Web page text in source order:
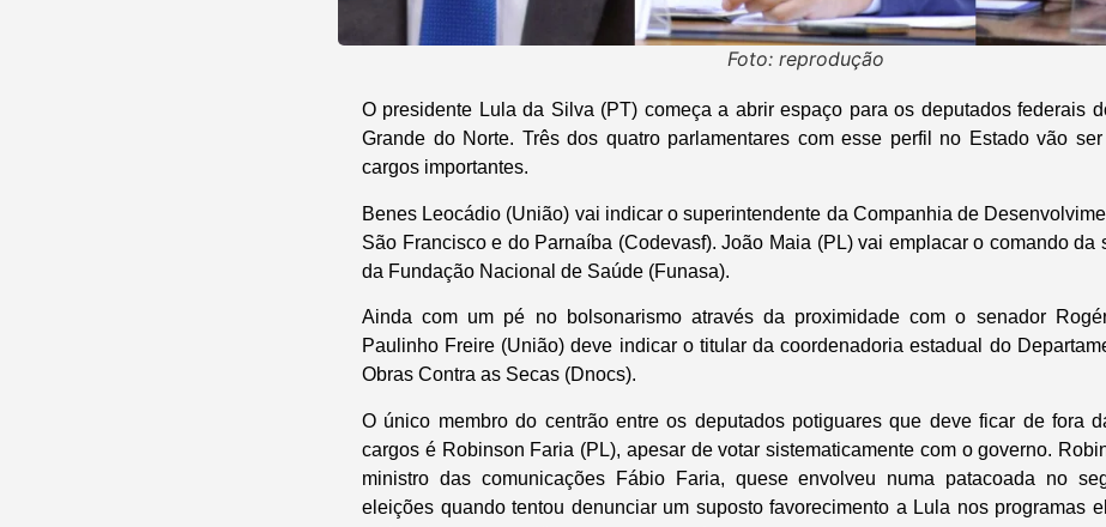
Foto: reprodução
O presidente Lula da Silva (PT) começa a abrir espaço para os deputados federais
Grande do Norte. Três dos quatro parlamentares com esse perfil no Estado vão
cargos importantes.
Benes Leocádio (União) vai indicar o superintendente da Companhia de
São Francisco e do Parnaíba (Codevasf). João Maia (PL) vai emplacar o comando da
da Fundação Nacional de Saúde (Funasa).
Ainda com um pé no bolsonarismo através da proximidade com o senador
Paulinho Freire (União) deve indicar o titular da coordenadoria estadual do
Obras Contra as Secas (Dnocs).
O único membro do centrão entre os deputados potiguares que deve ficar de fora
cargos é Robinson Faria (PL), apesar de votar sistematicamente com o governo.
ministro das comunicações Fábio Faria, quese envolveu numa patacoada no
eleições quando tentou denunciar um suposto favorecimento a Lula nos programas